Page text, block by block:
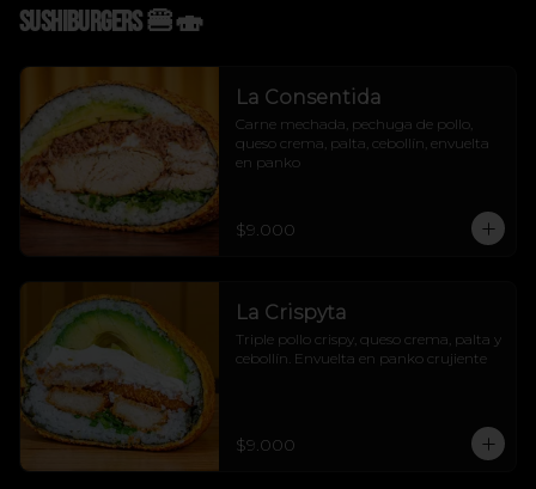
Sushiburgers 🍔🍣
La Consentida
Carne mechada, pechuga de pollo,
queso crema, palta, cebollín, envuelta
en panko
$9.000
La Crispyta
Triple pollo crispy, queso crema, palta y
cebollín. Envuelta en panko crujiente
$9.000